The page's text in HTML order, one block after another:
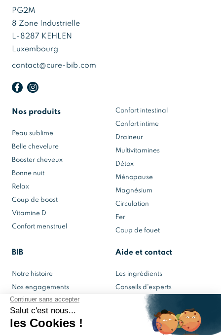
PG2M
8 Zone Industrielle
L-8287 KEHLEN
Luxembourg
contact@cure-bib.com
Nos produits
Peau sublime
Belle chevelure
Booster cheveux
Bonne nuit
Relax
Coup de boost
Vitamine D
Confort menstruel
Confort intestinal
Confort intime
Draineur
Multivitamines
Détox
Ménopause
Magnésium
Circulation
Fer
Coup de fouet
BIB
Notre histoire
Nos engagements
Notre laboratoire
Mon espace BIB
Aide et contact
Les ingrédients
Conseils d'experts
Contactez-nous